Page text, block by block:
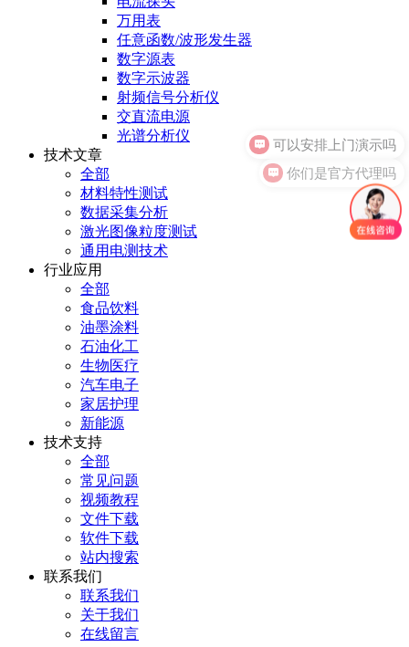
万用表
任意函数/波形发生器
数字源表
数字示波器
射频信号分析仪
交直流电源
光谱分析仪
技术文章
全部
材料特性测试
数据采集分析
激光图像粒度测试
通用电测技术
行业应用
全部
食品饮料
油墨涂料
石油化工
生物医疗
汽车电子
家居护理
新能源
技术支持
全部
常见问题
视频教程
文件下载
软件下载
站内搜索
联系我们
联系我们
关于我们
在线留言
你们是官方代理吗